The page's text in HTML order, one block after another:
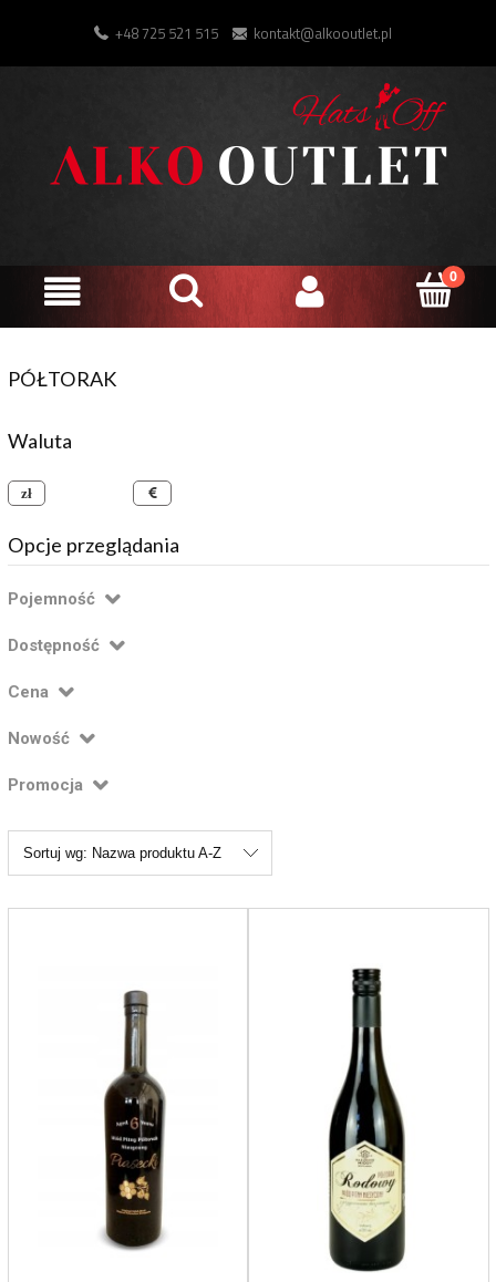
+48 725 521 515 kontakt@alkooutlet.pl
PÓŁTORAK
Waluta
Opcje przeglądania
Pojemność
Dostępność
Cena
Nowość
Promocja
Sortuj wg: Nazwa produktu A-Z